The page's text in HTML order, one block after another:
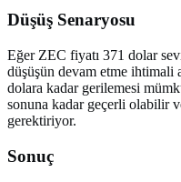
Düşüş Senaryosu
Eğer ZEC fiyatı 371 dolar
düşüşün devam etme ihtimali
dolara kadar gerilemesi
sonuna kadar geçerli olabilir
gerektiriyor.
Sonuç